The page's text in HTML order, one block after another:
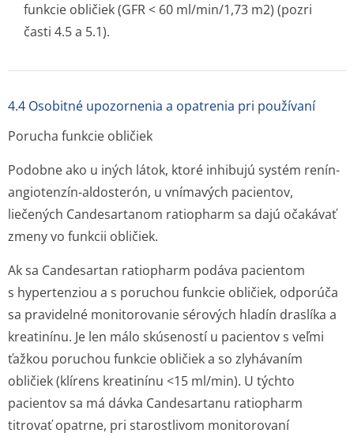
funkcie obličiek (GFR < 60 ml/min/1,73 m2) (pozri
časti 4.5 a 5.1).
4.4 Osobitné upozornenia a opatrenia pri používaní
Porucha funkcie obličiek
Podobne ako u iných látok, ktoré inhibujú systém renín-
angiotenzín-aldosterón, u vnímavých pacientov,
liečených Candesartanom ratiopharm sa dajú očakávať
zmeny vo funkcii obličiek.
Ak sa Candesartan ratiopharm podáva pacientom
s hypertenziou a s poruchou funkcie obličiek, odporúča
sa pravidelné monitorovanie sérových hladín draslíka a
kreatinínu. Je len málo skúseností u pacientov s veľmi
ťažkou poruchou funkcie obličiek a so zlyhávaním
obličiek (klírens kreatinínu <15 ml/min). U týchto
pacientov sa má dávka Candesartanu ratiopharm
titrovať opatrne, pri starostlivom monitorovaní